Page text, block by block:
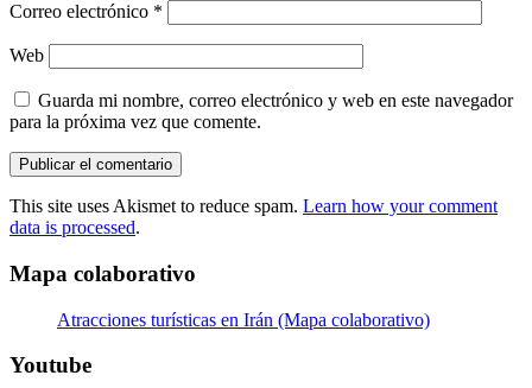
Correo electrónico *
Web
Guarda mi nombre, correo electrónico y web en este navegador
para la próxima vez que comente.
This site uses Akismet to reduce spam. Learn how your comment
data is processed.
Mapa colaborativo
Atracciones turísticas en Irán (Mapa colaborativo)
Youtube